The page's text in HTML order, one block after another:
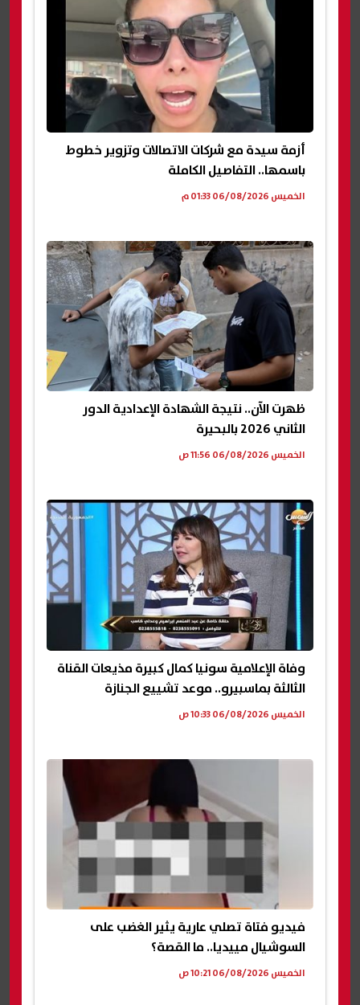
أزمة سيدة مع شركات الاتصالات وتزوير خطوط
باسمها.. التفاصيل الكاملة
الخميس 06/08/2026 01:33 م
ظهرت الآن.. نتيجة الشهادة الإعدادية الدور
الثاني 2026 بالبحيرة
الخميس 06/08/2026 11:56 ص
وفاة الإعلامية سونيا كمال كبيرة مذيعات القناة
الثالثة بماسبيرو.. موعد تشييع الجنازة
الخميس 06/08/2026 10:33 ص
فيديو فتاة تصلي عارية يثير الغضب على
السوشيال مييديا.. ما القصة؟
الخميس 06/08/2026 10:21 ص